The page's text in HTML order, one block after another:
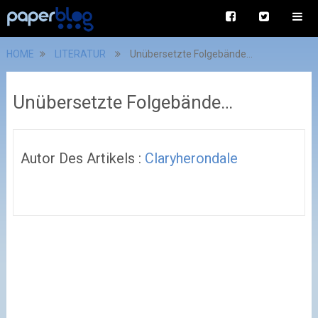
HOME LITERATUR Unübersetzte Folgebände…
Unübersetzte Folgebände…
Autor Des Artikels : Claryherondale